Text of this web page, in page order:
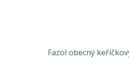
Fazol obecný